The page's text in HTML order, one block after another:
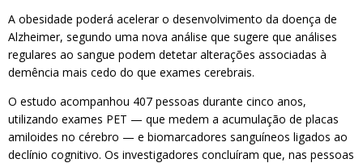
A obesidade poderá acelerar o desenvolvimento da doença de
Alzheimer, segundo uma nova análise que sugere que análises
regulares ao sangue podem detetar alterações associadas à
demência mais cedo do que exames cerebrais.
O estudo acompanhou 407 pessoas durante cinco anos,
utilizando exames PET — que medem a acumulação de placas
amiloides no cérebro — e biomarcadores sanguíneos ligados ao
declínio cognitivo. Os investigadores concluíram que, nas pessoas